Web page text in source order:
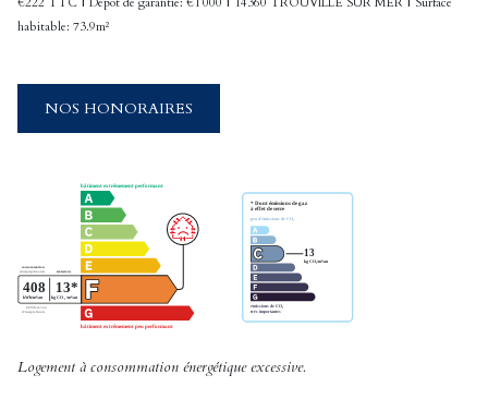
habitable: 73.9m²
NOS HONORAIRES
Logement à consommation énergétique excessive.